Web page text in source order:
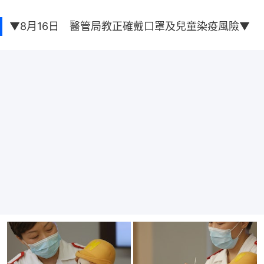
▼8月16日 醫管局教正確戴口罩及兒童染疫風險▼